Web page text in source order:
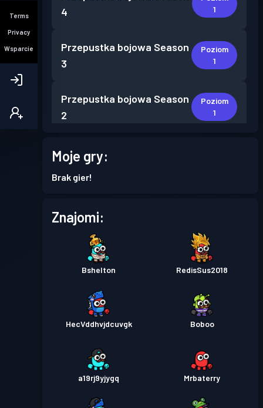
Terms
Privacy
Wsparcie
4
1
Przepustka bojowa Season
3
Poziom
1
Przepustka bojowa Season
2
Poziom
1
Przepustka bojowa
Moje gry:
Brak gier!
Znajomi:
Bshelton RedisSus2018
HecVddhvjdcuvgk Boboo
a19rj9yjygq Mrbaterry